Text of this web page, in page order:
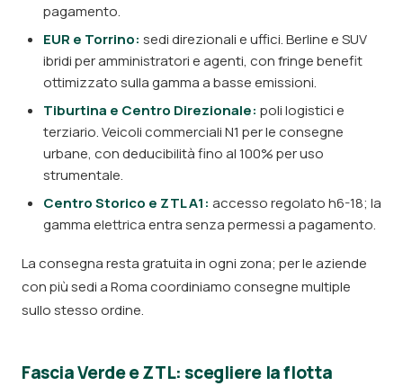
pagamento.
EUR e Torrino: sedi direzionali e uffici. Berline e SUV
ibridi per amministratori e agenti, con fringe benefit
ottimizzato sulla gamma a basse emissioni.
Tiburtina e Centro Direzionale: poli logistici e
terziario. Veicoli commerciali N1 per le consegne
urbane, con deducibilità fino al 100% per uso
strumentale.
Centro Storico e ZTL A1: accesso regolato h6-18; la
gamma elettrica entra senza permessi a pagamento.
La consegna resta gratuita in ogni zona; per le aziende
con più sedi a Roma coordiniamo consegne multiple
sullo stesso ordine.
Fascia Verde e ZTL: scegliere la flotta